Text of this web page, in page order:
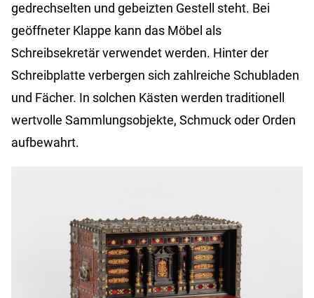
gedrechselten und gebeizten Gestell steht. Bei
geöffneter Klappe kann das Möbel als
Schreibsekretär verwendet werden. Hinter der
Schreibplatte verbergen sich zahlreiche Schubladen
und Fächer. In solchen Kästen werden traditionell
wertvolle Sammlungsobjekte, Schmuck oder Orden
aufbewahrt.